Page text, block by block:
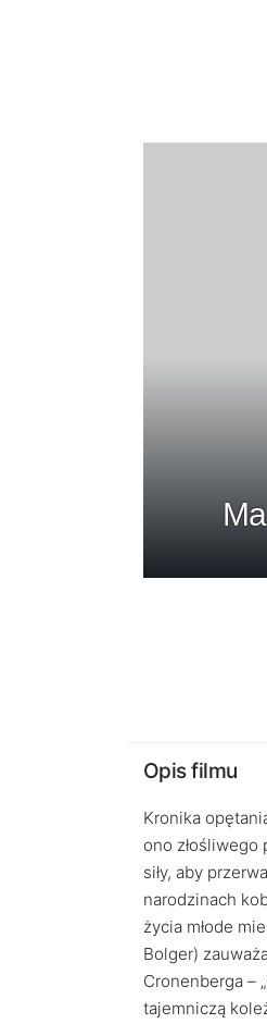
Opis filmu
Kronika
ono złośliwego
siły, aby
narodzinach
życia młode
Bolger)
Cronenberga –
tajemniczą